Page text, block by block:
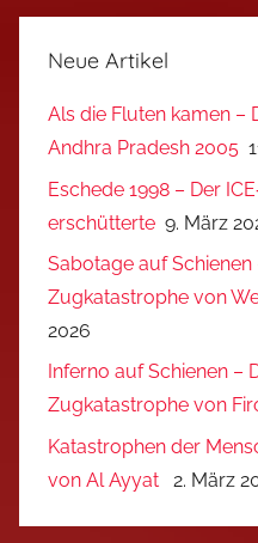
Neue Artikel
Als die Fluten kamen –
Andhra Pradesh 2005
Eschede 1998 – Der
erschütterte 9. März
Sabotage auf Schienen
Zugkatastrophe von
2026
Inferno auf Schienen –
Zugkatastrophe von
Katastrophen der
von Al Ayyat
2. März